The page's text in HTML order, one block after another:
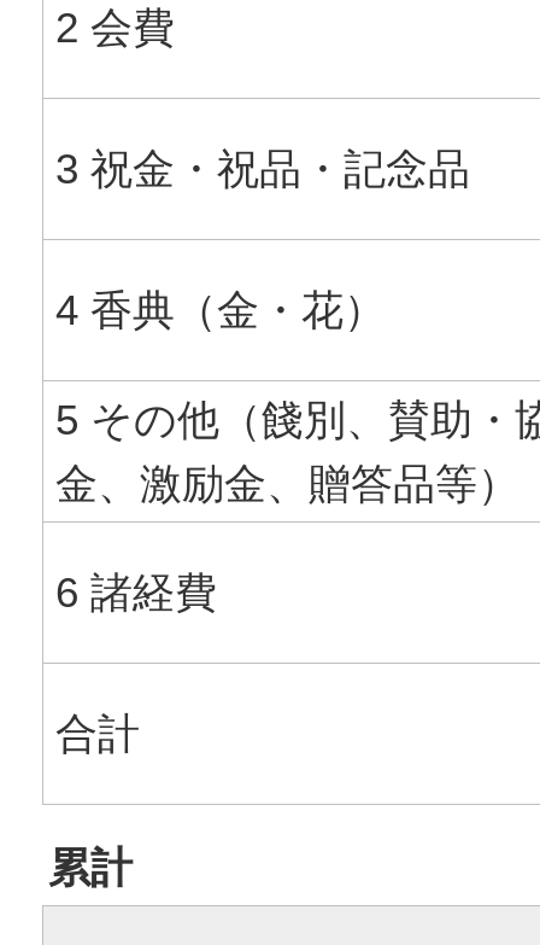
2 会費
3 祝金・祝品・記念品
4 香典（金・花）
5 その他（餞別、賛助・
金、激励金、贈答品等）
6 諸経費
合計
累計